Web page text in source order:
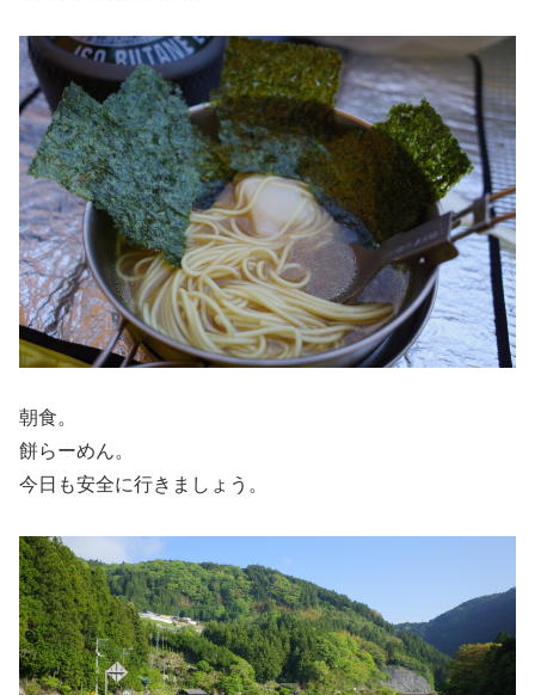
朝食。
餅らーめん。
今日も安全に行きましょう。